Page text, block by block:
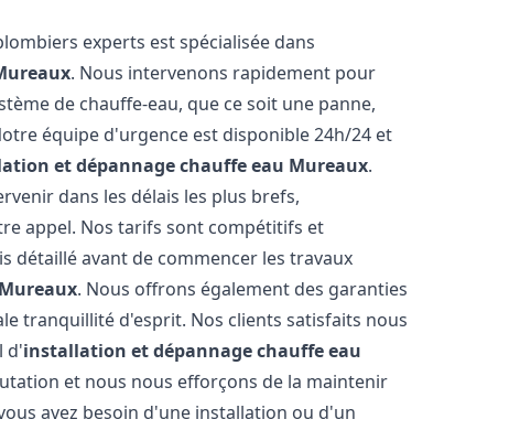
experts est spécialisée dans
. Nous intervenons rapidement pour
de chauffe-eau, que ce soit une panne,
équipe d'urgence est disponible 24h/24 et
et dépannage chauffe eau Mureaux.
dans les délais les plus brefs,
appel. Nos tarifs sont compétitifs et
détaillé avant de commencer les travaux
Mureaux. Nous offrons également des garanties
tranquillité d'esprit. Nos clients satisfaits nous
d'installation et dépannage chauffe eau
et nous nous efforçons de la maintenir
avez besoin d'une installation ou d'un